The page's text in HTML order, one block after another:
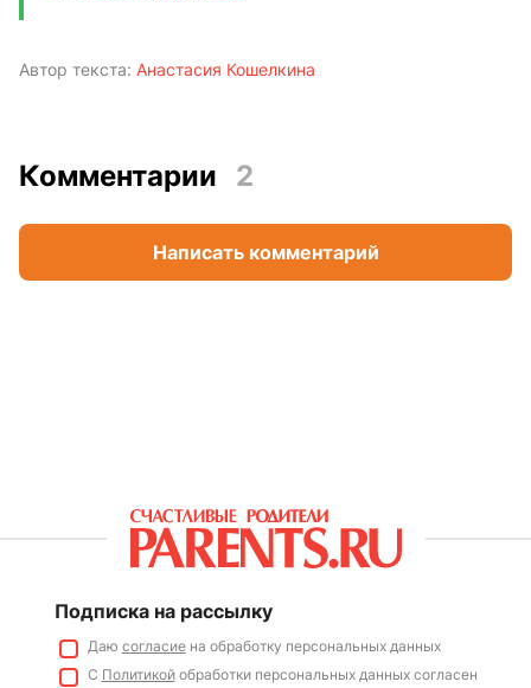
Автор текста: Анастасия Кошелкина
Комментарии 2
Написать комментарий
Подписка на рассылку
Даю согласиена обработку персональных данных
С Политикойобработки персональных данных согласен